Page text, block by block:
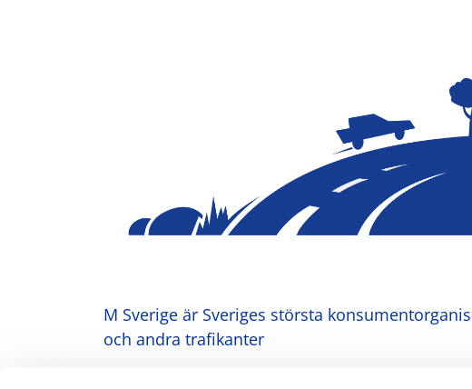
M Sverige är Sveriges största
och andra trafikanter